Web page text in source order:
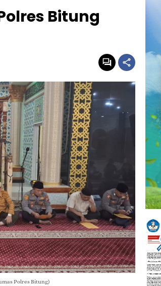
Bitung
Polres Bitung)